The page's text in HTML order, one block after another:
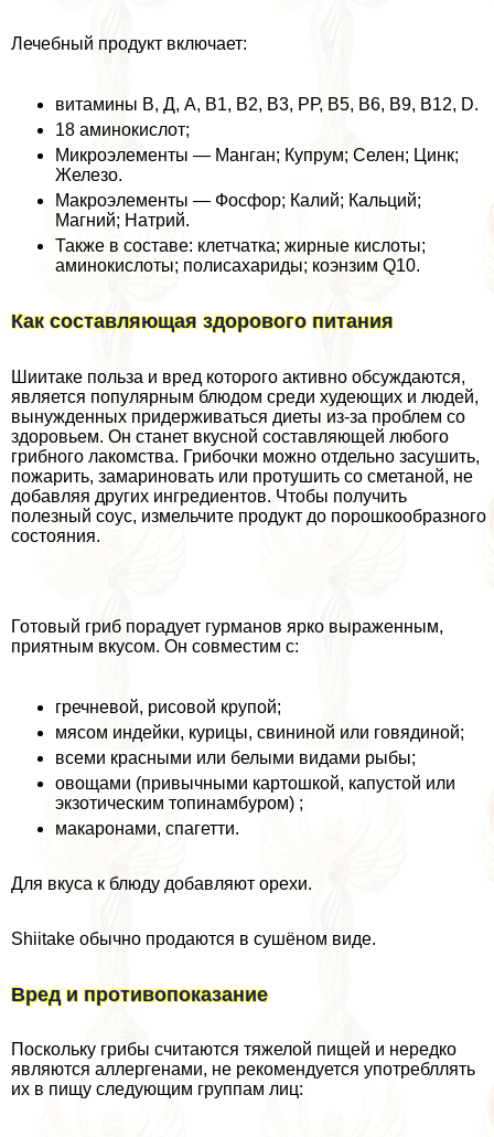
Лечебный продукт включает:
витамины В, Д, А, В1, В2, В3, РР, В5, В6, В9, В12, D.
18 аминокислот;
Микроэлементы — Манган; Купрум; Селен; Цинк;
Железо.
Макроэлементы — Фосфор; Калий; Кальций;
Магний; Натрий.
Также в составе: клетчатка; жирные кислоты;
аминокислоты; полисахариды; коэнзим Q10.
Как составляющая здорового питания
Шиитаке польза и вред которого активно обсуждаются,
является популярным блюдом среди худеющих и людей,
вынужденных придерживаться диеты из-за проблем со
здоровьем. Он станет вкусной составляющей любого
грибного лакомства. Грибочки можно отдельно засушить,
пожарить, замариновать или протушить со сметаной, не
добавляя других ингредиентов. Чтобы получить
полезный соус, измельчите продукт до порошкообразного
состояния.
Готовый гриб порадует гурманов ярко выраженным,
приятным вкусом. Он совместим с:
гречневой, рисовой крупой;
мясом индейки, курицы, свининой или говядиной;
всеми красными или белыми видами рыбы;
овощами (привычными картошкой, капустой или
экзотическим топинамбуром) ;
макаронами, спагетти.
Для вкуса к блюду добавляют орехи.
Shiitake обычно продаются в сушёном виде.
Вред и противопоказание
Поскольку грибы считаются тяжелой пищей и нередко
являются аллергенами, не рекомендуется употрeбллять
их в пищу следующим группам лиц: